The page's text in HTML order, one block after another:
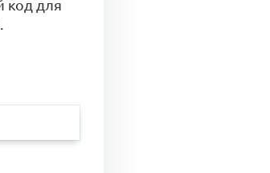
код для